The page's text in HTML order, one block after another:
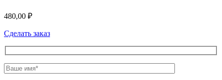
480,00 ₽
Сделать заказ